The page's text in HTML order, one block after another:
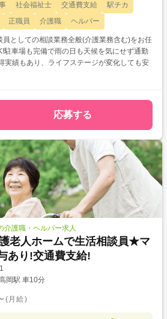
社会福祉士 交通費支給
駅チカ
正職員 介護職 ヘルパー
としての相談業務全般(介護業務含む)をお任
駐車場も完備で雨の日も天候を気にせず通勤
績もあり、ライフステージが変化しても安
応募する
介護職・ヘルパー求人
護老人ホームで生活相談員★マ
あり!交通費支給!
岡駅 車10分
(月給)